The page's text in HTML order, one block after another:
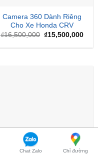
Camera 360 Dành Riêng
Cho Xe Honda CRV
₫16,500,000 Giá
là:
₫15,500,000Giá
tại
Chat Zalo Chỉ đường